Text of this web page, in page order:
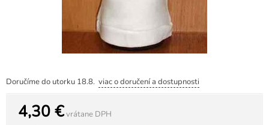
Doručíme do utorku 18.8. viac o doručení a dostupnosti
4,30 €vrátane DPH